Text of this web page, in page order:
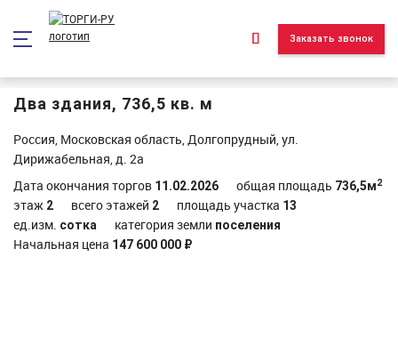
Заказать звонок
Два здания, 736,5 кв. м
Россия, Московская область, Долгопрудный, ул.
Дирижабельная, д. 2а
Дата окончания торгов 11.02.2026 общая площадь 736,5м2
этаж 2 всего этажей 2 площадь участка 13
ед.изм. сотка категория земли поселения
Начальная цена 147 600 000 ₽